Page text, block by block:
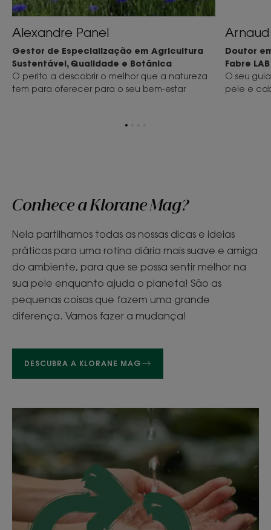
Alexandre Panel
Gestor de Especialização em Agricultura
Sustentável, Qualidade e Botânica
O perito a descobrir o melhor que a natureza
tem para oferecer para o seu bem-estar
Arnaud
Doutor
Fabre LAB
O seu
pele e
Ir
Conhece a Klorane Mag?
Nela partilhamos todas as nossas dicas e ideias
práticas para uma rotina diária mais suave e amiga
do ambiente, para que se possa sentir melhor na
sua pele enquanto ajuda o planeta! São as
pequenas coisas que fazem uma grande
diferença. Vamos fazer a mudança!
DESCUBRA A KLORANE MAG